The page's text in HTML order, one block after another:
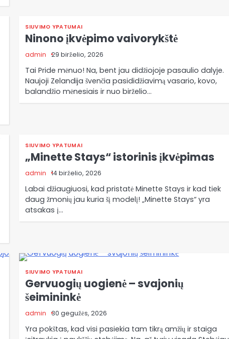
SIUVIMO YPATUMAI
Ninono įkvėpimo vaivorykštė
admin 29 birželio, 2026
Tai Pride mėnuo! Na, bent jau didžiojoje pasaulio dalyje.
Naujoji Zelandija švenčia pasididžiavimą vasario, kovo,
balandžio mėnesiais ir nuo birželio…
SIUVIMO YPATUMAI
„Minette Stays“ istorinis įkvėpimas
admin 14 birželio, 2026
Labai džiaugiuosi, kad pristatė Minette Stays ir kad tiek
daug žmonių jau kuria šį modelį! „Minette Stays“ yra
atsakas į…
SIUVIMO YPATUMAI
Gervuogių uogienė – svajonių
šeimininkė
admin 30 gegužės, 2026
Yra pokštas, kad visi pasiekia tam tikrą amžių ir staiga